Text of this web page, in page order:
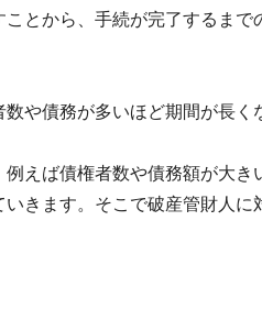
とから、手続が完了するま
や債務が多いほど期間が長く
えば債権者数や債務額が大
きます。そこで破産管財人に